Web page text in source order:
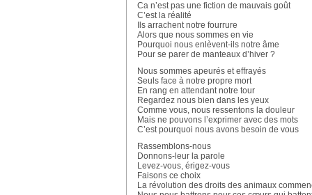
Ca n’est pas une fiction de mauvais goût
C’est la réalité
Ils arrachent notre fourrure
Alors que nous sommes en vie
Pourquoi nous enlèvent-ils notre âme
Pour se parer de manteaux d’hiver ?
Nous sommes apeurés et effrayés
Seuls face à notre propre mort
En rang en attendant notre tour
Regardez nous bien dans les yeux
Comme vous, nous ressentons la douleur
Mais ne pouvons l’exprimer avec des mots
C’est pourquoi nous avons besoin de vous
Rassemblons-nous
Donnons-leur la parole
Levez-vous, érigez-vous
Faisons ce choix
La révolution des droits des animaux